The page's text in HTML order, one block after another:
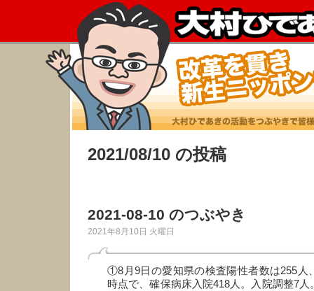
2021/08/10 の投稿
2021-08-10 のつぶやき
2021年8月10日 火曜日
①8月9日の愛知県の検査陽性者数は255人
時点で、確保病床入院418人。入院調整7